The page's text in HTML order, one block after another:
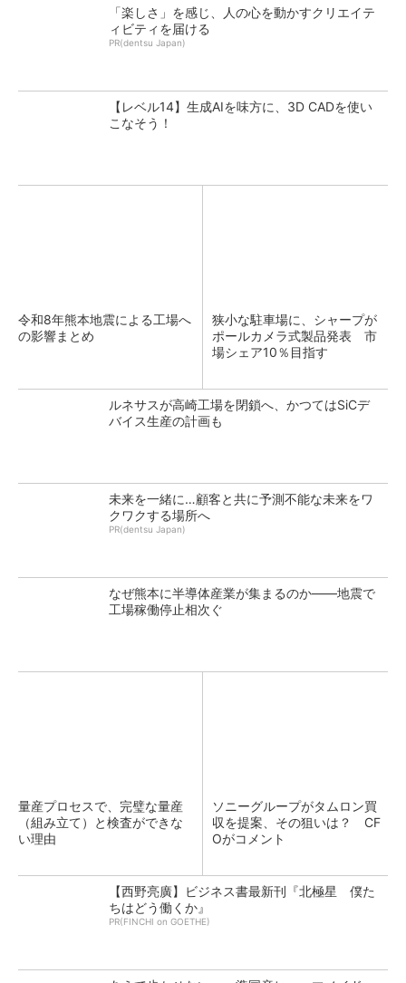
「楽しさ」を感じ、人の心を動かすクリエイテ
ィビティを届ける
PR(dentsu Japan)
【レベル14】生成AIを味方に、3D CADを使い
こなそう！
令和8年熊本地震による工場へ
の影響まとめ
狭小な駐車場に、シャープが
ポールカメラ式製品発表 市
場シェア10％目指す
ルネサスが高崎工場を閉鎖へ、かつてはSiCデ
バイス生産の計画も
未来を一緒に…顧客と共に予測不能な未来をワ
クワクする場所へ
PR(dentsu Japan)
なぜ熊本に半導体産業が集まるのか――地震で
工場稼働停止相次ぐ
量産プロセスで、完璧な量産
（組み立て）と検査ができな
い理由
ソニーグループがタムロン買
収を提案、その狙いは？ CF
Oがコメント
【西野亮廣】ビジネス書最新刊『北極星 僕た
ちはどう働くか』
PR(FINCHI on GOETHE)